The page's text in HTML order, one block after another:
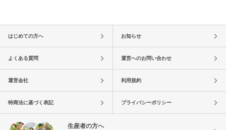
はじめての方へ お知らせ
よくある質問 運営へのお問い合わせ
運営会社 利用規約
特商法に基づく表記 プライバシーポリシー
生産者の方へ